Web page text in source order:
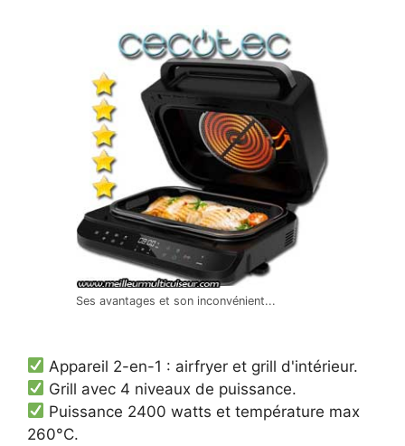
Ses avantages et son inconvénient...
Appareil 2-en-1 : airfryer et grill d'intérieur.
Grill avec 4 niveaux de puissance.
Puissance 2400 watts et température max
260°C.